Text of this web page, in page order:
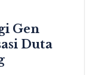
Gen
Duta